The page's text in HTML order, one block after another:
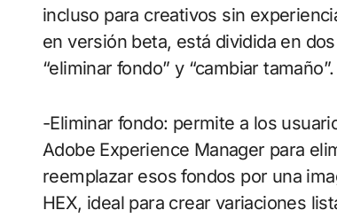
incluso para creativos sin
en versión beta, está dividida en
“eliminar fondo” y “cambiar tamaño”.
-Eliminar fondo: permite a los
Adobe Experience Manager para
reemplazar esos fondos por una
HEX, ideal para crear variaciones